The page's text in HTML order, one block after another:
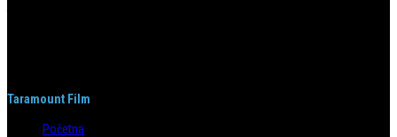
Taramount Film
Početna